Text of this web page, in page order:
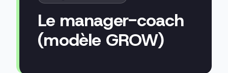
Le manager-coach
(modèle GROW)